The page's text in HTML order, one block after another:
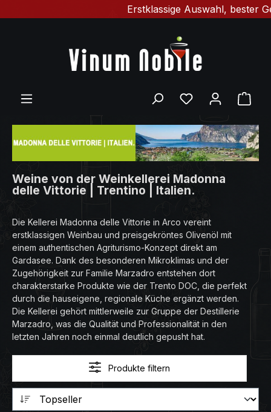
Erstklassige Auswahl, bester
Du hast 0
Weine von der Weinkellerei Madonna
delle Vittorie | Trentino | Italien.
Die Kellerei Madonna delle Vittorie in Arco vereint
erstklassigen Weinbau und preisgekröntes Olivenöl mit
einem authentischen Agriturismo-Konzept direkt am
Gardasee. Dank des besonderen Mikroklimas und der
Zugehörigkeit zur Familie Marzadro entstehen dort
charakterstarke Produkte wie der Trento DOC, die perfekt
durch die hauseigene, regionale Küche ergänzt werden.
Die Kellerei gehört mittlerweile zur Gruppe der Destillerie
Marzadro, was die Qualität und Professionalität in den
letzten Jahren noch einmal deutlich gepusht hat.
Produkte filtern